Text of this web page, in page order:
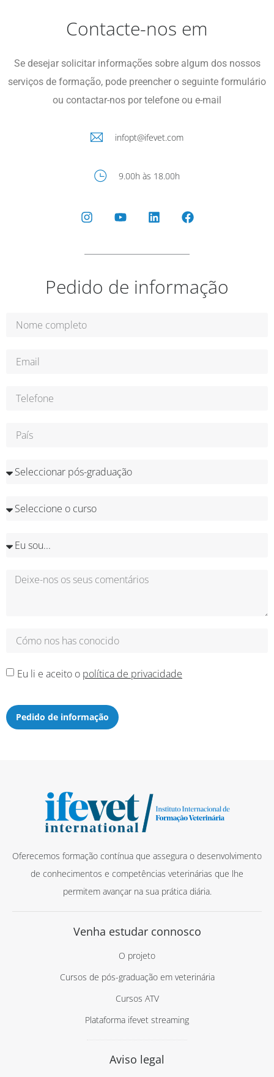
pós-graduação em
veterinária
Todas as informações sobre os
nossos cursos de pós-graduação
em veterinária
Descarrega-o!
Contacte-nos em
Se desejar solicitar informações sobre algum dos nossos
serviços de formação, pode preencher o seguinte formulário
ou contactar-nos por telefone ou e-mail
infopt@ifevet.com
9.00h às 18.00h
Pedido de informação
Eu li e aceito o política de privacidade
Pedido de informação
Oferecemos formação contínua que assegura o desenvolvimento
de conhecimentos e competências veterinárias que lhe
permitem avançar na sua prática diária.
Venha estudar connosco
O projeto
Cursos de pós-graduação em veterinária
Cursos ATV
Plataforma ifevet streaming
Aviso legal